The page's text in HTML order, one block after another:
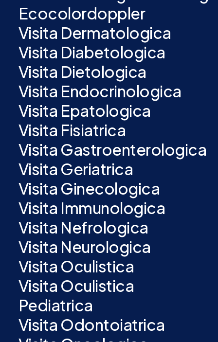
Ecocolordoppler
Visita Dermatologica
Visita Diabetologica
Visita Dietologica
Visita Endocrinologica
Visita Epatologica
Visita Fisiatrica
Visita Gastroenterologica
Visita Geriatrica
Visita Ginecologica
Visita Immunologica
Visita Nefrologica
Visita Neurologica
Visita Oculistica
Visita Oculistica
Pediatrica
Visita Odontoiatrica